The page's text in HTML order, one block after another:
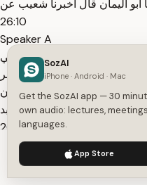
اليمان قال اخبرنا شعيب عن
26:10
Speaker A
عبد الرحمن ان ابا هريره رضي
الله عليه وسلم يقول الفخر
في اهل الغنم والايمان يمان
ابو عبد الله اللي هو مين ابو عبد
26:28
Speaker A
سميت اليمن سميت اليمن لانها
والمشامه الميسره واليد
We use cookies to enhance your
SozAI
iPhone · Android · Mac
Get the SozAI app — 30
own audio: lectures,
languages.
App Store